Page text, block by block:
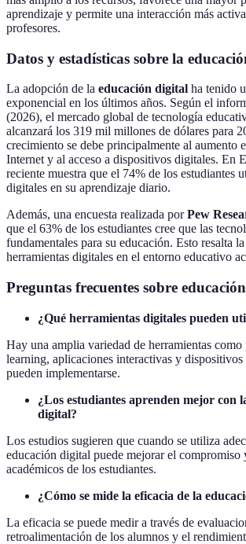
aprendizaje y permite una interacción más
profesores.
Datos y estadísticas sobre la
La adopción de la educación digital ha tenido
exponencial en los últimos años. Según el
(2026), el mercado global de tecnología
alcanzará los 319 mil millones de dólares para
crecimiento se debe principalmente al aumento
Internet y al acceso a dispositivos digitales. En
reciente muestra que el 74% de los estudiantes
digitales en su aprendizaje diario.
Además, una encuesta realizada porPew
que el 63% de los estudiantes cree que las
fundamentales para su educación. Esto resalta
herramientas digitales en el entorno educativo
Preguntas frecuentes sobre
¿Qué herramientas digitales pueden
Hay una amplia variedad de herramientas como
learning, aplicaciones interactivas y dispositivos
pueden implementarse.
¿Los estudiantes aprenden mejor con
digital?
Los estudios sugieren que cuando se utiliza
educación digital puede mejorar el compromiso
académicos de los estudiantes.
¿Cómo se mide la eficacia de la
La eficacia se puede medir a través de
retroalimentación de los alumnos y el